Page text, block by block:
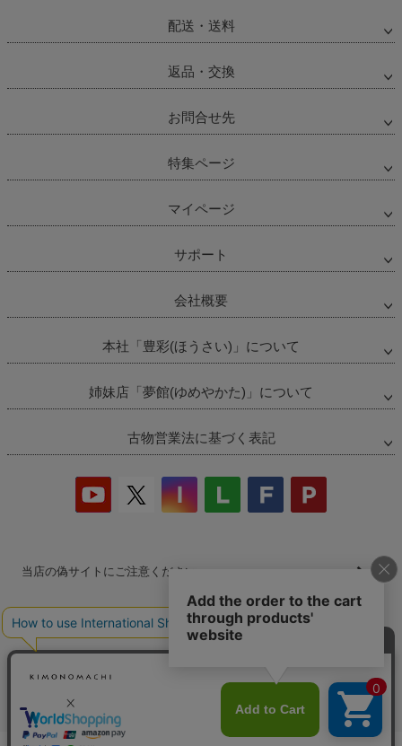
配送・送料
返品・交換
お問合せ先
特集ページ
マイページ
サポート
会社概要
本社「豊彩(ほうさい)」について
姉妹店「夢館(ゆめやかた)」について
古物営業法に基づく表記
当店の偽サイトにご注意ください
商品の無断販売・転売の禁止について
会社概要プライバシーポリシー 特定商取引法お問い合わせ